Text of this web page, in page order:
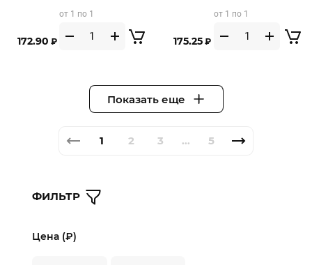
ФИЛЬТР
Цена (₽)
172.90 ₽
от 1 по 1
175.25 ₽
от 1 по 1
Показать еще
1 2 3 ... 5